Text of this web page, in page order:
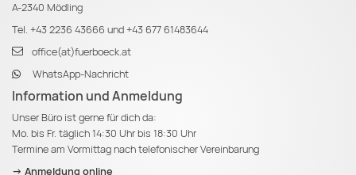
A-2340 Mödling
Tel. +43 2236 43666 und+43 677 61483644
office(at)fuerboeck.at
WhatsApp-Nachricht
Information und Anmeldung
Unser Büro ist gerne für dich da:
Mo. bis Fr. täglich 14:30 Uhr bis 18:30 Uhr
Termine am Vormittag nach telefonischer Vereinbarung
-> Anmeldung online